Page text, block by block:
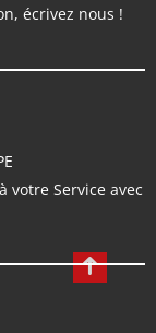
écrivez nous !
votre Service avec